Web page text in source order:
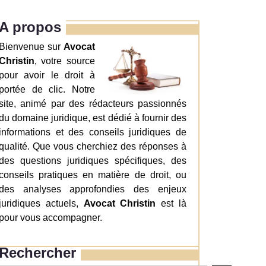
propos
sur Avocat
, votre source
avoir le droit à
de clic. Notre
animé par des rédacteurs passionnés
domaine juridique, est dédié à fournir des
et des conseils juridiques de
Que vous cherchiez des réponses à
questions juridiques spécifiques, des
pratiques en matière de droit, ou
analyses approfondies des enjeux
actuels, Avocat Christin est là
vous accompagner.